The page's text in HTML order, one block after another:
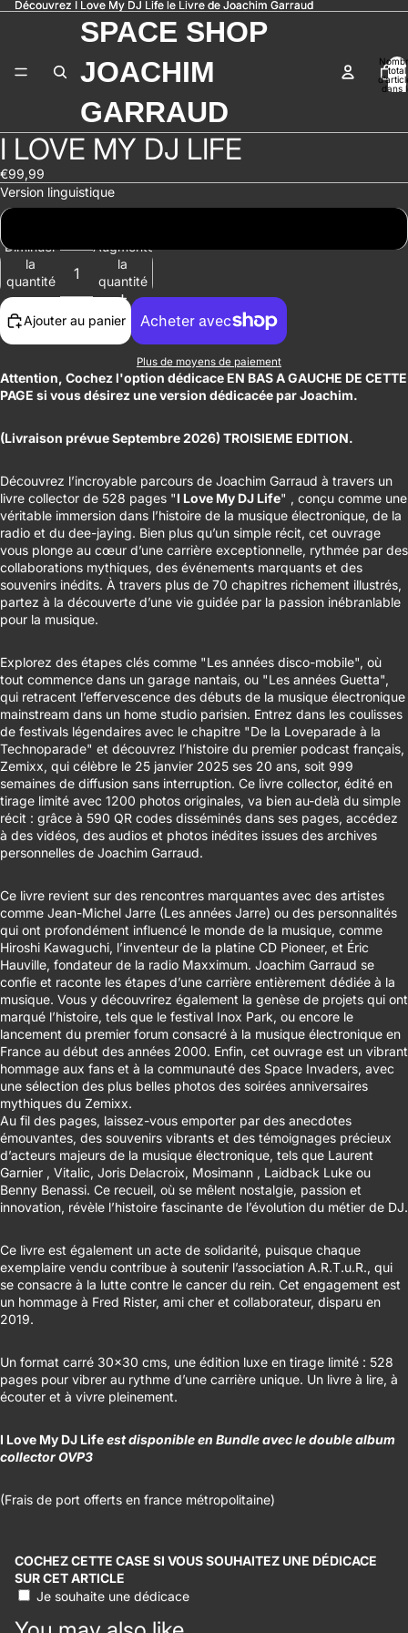
Découvrez I Love My DJ Life le Livre de Joachim Garraud
Découvrez I Love My DJ Life le Livre de Joachim Garraud
SPACE SHOP
JOACHIM
GARRAUD
total
dans
Ouvrir
l’image
en
plein
écran
Ouvrir
l’image
en
plein
écran
Ouvrir
l’image
en
plein
écran
Ouvrir
l’image
en
plein
écran
Ouvrir
l’image
en
plein
écran
Ouvrir
l’image
en
plein
écran
Ouvrir
l’image
en
plein
écran
Ouvrir
l’image
en
plein
écran
Ouvrir
l’image
en
plein
écran
I LOVE MY DJ LIFE
€99,99
Version linguistique
Diminuer
la
quantité
Augmenter
la
quantité
Ajouter au panier
Plus de moyens de paiement
Attention, Cochez l'option dédicace EN BAS A GAUCHE DE CETTE
PAGE si vous désirez une version dédicacée par Joachim.
(Livraison prévue Septembre 2026) TROISIEME EDITION.
Découvrez l’incroyable parcours de Joachim Garraud à travers un
livre collector de 528 pages "I Love My DJ Life" , conçu comme une
véritable immersion dans l’histoire de la musique électronique, de la
radio et du dee-jaying. Bien plus qu’un simple récit, cet ouvrage
vous plonge au cœur d’une carrière exceptionnelle, rythmée par des
collaborations mythiques, des événements marquants et des
souvenirs inédits. À travers plus de 70 chapitres richement illustrés,
partez à la découverte d’une vie guidée par la passion inébranlable
pour la musique.
Explorez des étapes clés comme "Les années disco-mobile", où
tout commence dans un garage nantais, ou "Les années Guetta",
qui retracent l’effervescence des débuts de la musique électronique
mainstream dans un home studio parisien. Entrez dans les coulisses
de festivals légendaires avec le chapitre "De la Loveparade à la
Technoparade" et découvrez l’histoire du premier podcast français,
Zemixx, qui célèbre le 25 janvier 2025 ses 20 ans, soit 999
semaines de diffusion sans interruption. Ce livre collector, édité en
tirage limité avec 1200 photos originales, va bien au-delà du simple
récit : grâce à 590 QR codes disséminés dans ses pages, accédez
à des vidéos, des audios et photos inédites issues des archives
personnelles de Joachim Garraud.
Ce livre revient sur des rencontres marquantes avec des artistes
comme Jean-Michel Jarre (Les années Jarre) ou des personnalités
qui ont profondément influencé le monde de la musique, comme
Hiroshi Kawaguchi, l’inventeur de la platine CD Pioneer, et Éric
Hauville, fondateur de la radio Maxximum. Joachim Garraud se
confie et raconte les étapes d’une carrière entièrement dédiée à la
musique. Vous y découvrirez également la genèse de projets qui ont
marqué l’histoire, tels que le festival Inox Park, ou encore le
lancement du premier forum consacré à la musique électronique en
France au début des années 2000. Enfin, cet ouvrage est un vibrant
hommage aux fans et à la communauté des Space Invaders, avec
une sélection des plus belles photos des soirées anniversaires
mythiques du Zemixx.
Au fil des pages, laissez-vous emporter par des anecdotes
émouvantes, des souvenirs vibrants et des témoignages précieux
d’acteurs majeurs de la musique électronique, tels que Laurent
Garnier , Vitalic, Joris Delacroix, Mosimann , Laidback Luke ou
Benny Benassi. Ce recueil, où se mêlent nostalgie, passion et
innovation, révèle l’histoire fascinante de l’évolution du métier de DJ.
Ce livre est également un acte de solidarité, puisque chaque
exemplaire vendu contribue à soutenir l’association A.R.T.u.R., qui
se consacre à la lutte contre le cancer du rein. Cet engagement est
un hommage à Fred Rister, ami cher et collaborateur, disparu en
2019.
Un format carré 30x30 cms, une édition luxe en tirage limité : 528
pages pour vibrer au rythme d’une carrière unique. Un livre à lire, à
écouter et à vivre pleinement.
I Love My DJ Lifeest disponible en Bundle avec le double album
collector OVP3
(Frais de port offerts en france métropolitaine)
COCHEZ CETTE CASE SI VOUS SOUHAITEZ UNE DÉDICACE
SUR CET ARTICLE
Je souhaite une dédicace